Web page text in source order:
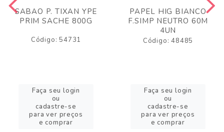
SABAO P. TIXAN YPE
PRIM SACHE 800G
Código: 54731
Faça seu login
ou
cadastre-se
para ver preços
e comprar
PAPEL HIG BIANCO
F.SIMP NEUTRO 60M
4UN
Código: 48485
Faça seu login
ou
cadastre-se
para ver preços
e comprar